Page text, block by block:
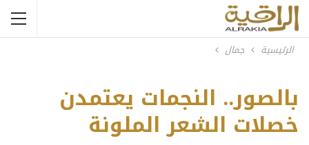
الرئيسية جمال
بالصور.. النجمات يعتمدن
خصلات الشعر الملونة